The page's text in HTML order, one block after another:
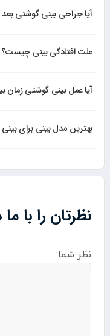
آیا جراحی بینی گوشتی بعد
علت افتادگی بینی چیست؟
آیا عمل بینی گوشتی زمان
بهترین مدل بینی برای
نظرتان را با
نظر شما: